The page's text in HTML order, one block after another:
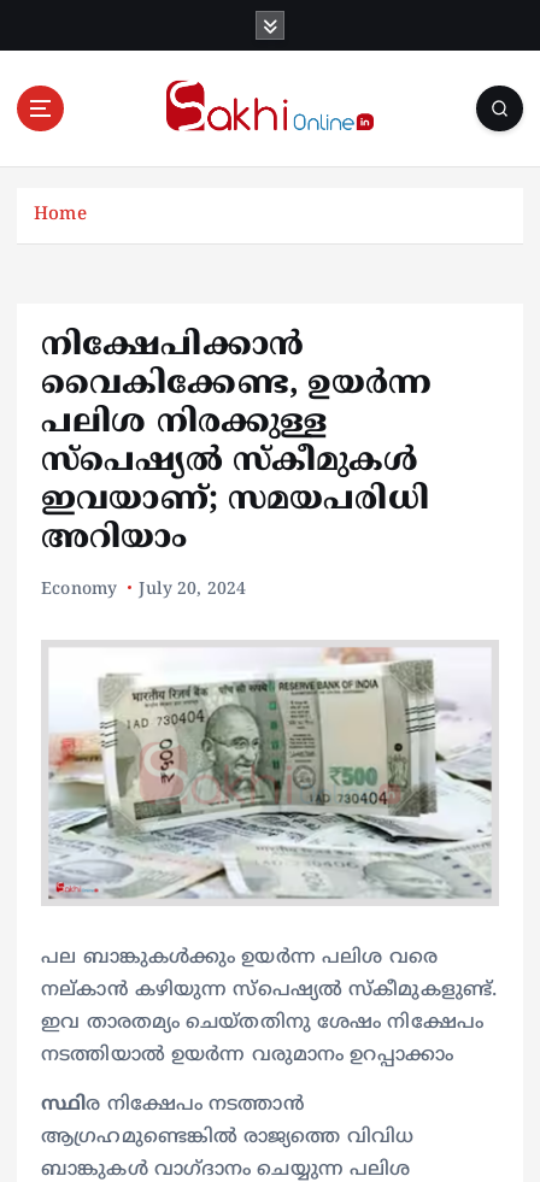
Online News Portal
Home
നിക്ഷേപിക്കാൻ
വൈകിക്കേണ്ട, ഉയർന്ന
പലിശ നിരക്കുള്ള
സ്പെഷ്യൽ സ്കീമുകൾ
ഇവയാണ്; സമയപരിധി
അറിയാം
Economy July 20, 2024
പല ബാങ്കുകൾക്കും ഉയർന്ന പലിശ വരെ
നല്കാൻ കഴിയുന്ന സ്പെഷ്യൽ സ്കീമുകളുണ്ട്.
ഇവ താരതമ്യം ചെയ്തതിനു ശേഷം നിക്ഷേപം
നടത്തിയാൽ ഉയർന്ന വരുമാനം ഉറപ്പാക്കാം
സ്ഥിര നിക്ഷേപം നടത്താൻ
ആഗ്രഹമുണ്ടെങ്കിൽ രാജ്യത്തെ വിവിധ
ബാങ്കുകൾ വാഗ്ദാനം ചെയ്യുന്ന പലിശ